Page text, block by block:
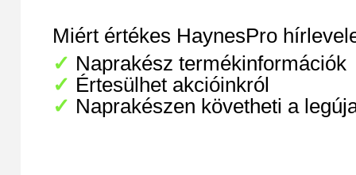
Miért értékes HaynesPro
✓ Naprakész termékinformációk
✓ Értesülhet akcióinkról
✓ Naprakészen követheti a